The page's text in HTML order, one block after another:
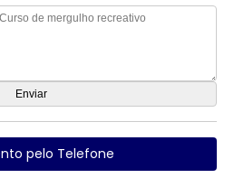
pelo Telefone